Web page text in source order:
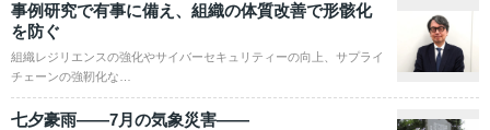
事例研究で有事に備え、組織の体質改善で形骸化
を防ぐ
組織レジリエンスの強化やサイバーセキュリティーの向上、サプライ
チェーンの強靭化な…
七夕豪雨――7月の気象災害――